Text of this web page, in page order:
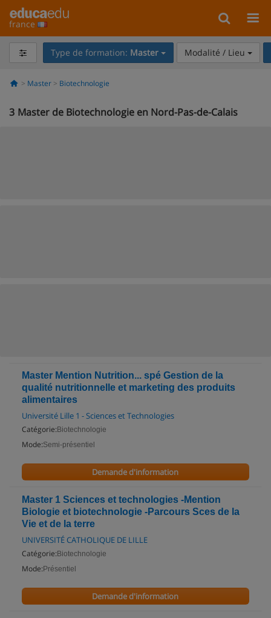
france
Type de formation: Master Modalité / Lieu
Master Biotechnologie
3 Master de Biotechnologie en Nord-Pas-de-Calais
Master Mention Nutrition... spé Gestion de la
qualité nutritionnelle et marketing des produits
alimentaires
Université Lille 1 - Sciences et Technologies
Catégorie: Biotechnologie
Mode:Semi-présentiel
Demande d'information
Master 1 Sciences et technologies -Mention
Biologie et biotechnologie -Parcours Sces de la
Vie et de la terre
UNIVERSITÉ CATHOLIQUE DE LILLE
Catégorie: Biotechnologie
Mode: Présentiel
Demande d'information